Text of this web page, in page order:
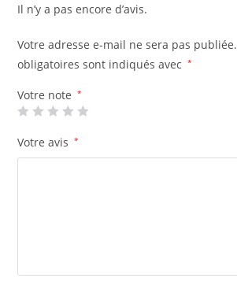
Il n’y a pas encore d’avis.
Votre adresse e-mail ne sera pas publiée.
obligatoires sont indiqués avec
*
Votre note *
Votre avis *